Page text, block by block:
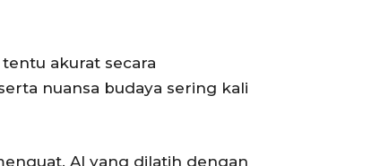
akurat secara
nuansa budaya sering kali
AI yang dilatih dengan